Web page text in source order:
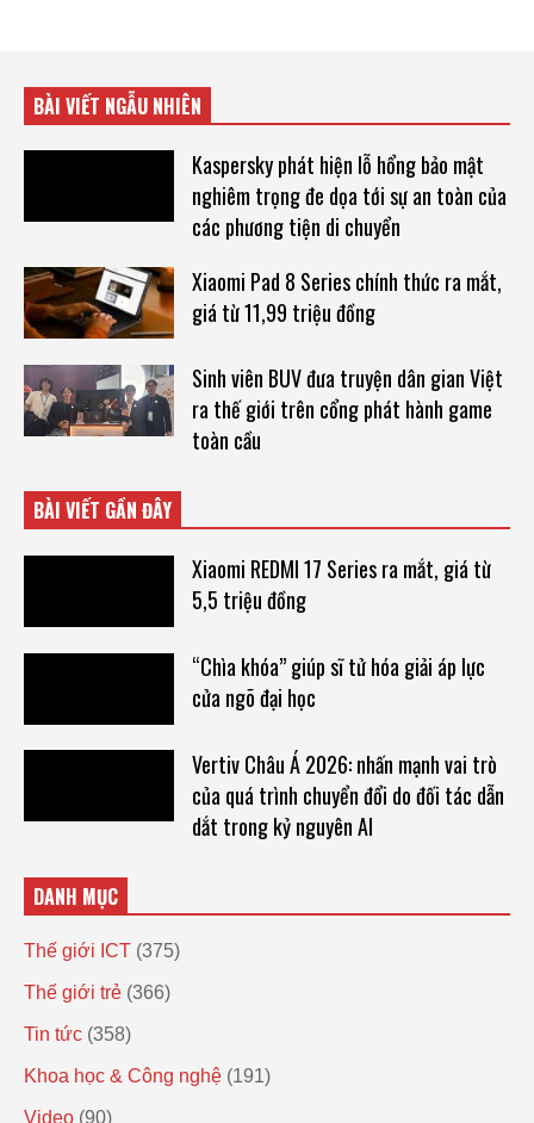
BÀI VIẾT NGẪU NHIÊN
Kaspersky phát hiện lỗ hổng bảo mật
nghiêm trọng đe dọa tới sự an toàn của
các phương tiện di chuyển
Xiaomi Pad 8 Series chính thức ra mắt,
giá từ 11,99 triệu đồng
Sinh viên BUV đưa truyện dân gian Việt
ra thế giới trên cổng phát hành game
toàn cầu
BÀI VIẾT GẦN ĐÂY
Xiaomi REDMI 17 Series ra mắt, giá từ
5,5 triệu đồng
“Chìa khóa” giúp sĩ tử hóa giải áp lực
cửa ngõ đại học
Vertiv Châu Á 2026: nhấn mạnh vai trò
của quá trình chuyển đổi do đối tác dẫn
dắt trong kỷ nguyên AI
DANH MỤC
Thế giới ICT (375)
Thế giới trẻ (366)
Tin tức (358)
Khoa học & Công nghệ (191)
Video (90)